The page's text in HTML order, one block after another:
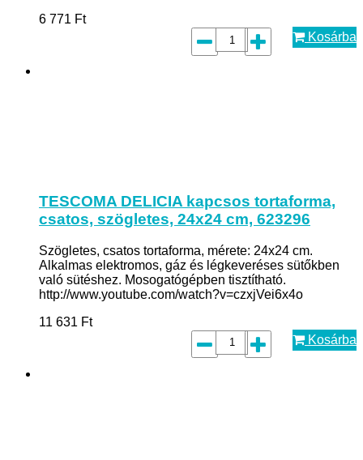
6 771 Ft
Kosárba
TESCOMA DELICIA kapcsos tortaforma,
csatos, szögletes, 24x24 cm, 623296
Szögletes, csatos tortaforma, mérete: 24x24 cm.
Alkalmas elektromos, gáz és légkeveréses sütőkben
való sütéshez. Mosogatógépben tisztítható.
http://www.youtube.com/watch?v=czxjVei6x4o
11 631 Ft
Kosárba